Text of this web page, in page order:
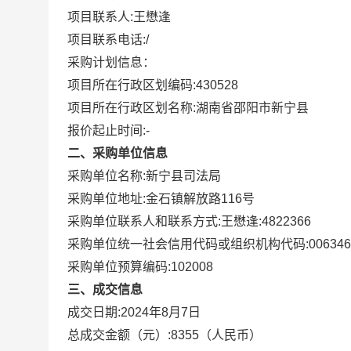
项目联系人:王懋逢
项目联系电话:/
采购计划信息：
项目所在行政区划编码:430528
项目所在行政区划名称:湖南省邵阳市新宁县
报价起止时间:-
二、采购单位信息
采购单位名称:新宁县司法局
采购单位地址:金石镇解放路116号
采购单位联系人和联系方式:王懋逢:4822366
采购单位统一社会信用代码或组织机构代码:
采购单位预算编码:102008
三、成交信息
成交日期:2024年8月7日
总成交金额（元）:8355 （人民币）